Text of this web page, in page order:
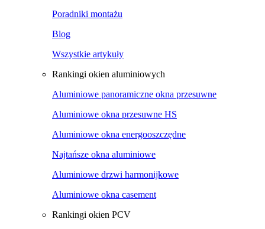
Poradniki montażu
Blog
Wszystkie artykuły
Rankingi okien aluminiowych
Aluminiowe panoramiczne okna przesuwne
Aluminiowe okna przesuwne HS
Aluminiowe okna energooszczędne
Najtańsze okna aluminiowe
Aluminiowe drzwi harmonijkowe
Aluminiowe okna casement
Rankingi okien PCV